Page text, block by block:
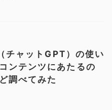
チャットGPT）の使い
ンテンツにあたるの
調べてみた